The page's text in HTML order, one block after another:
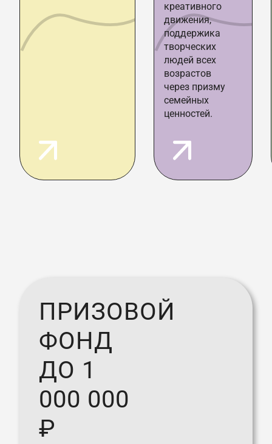
креативного
движения,
поддержика
творческих
людей всех
возрастов
через призму
семейных
ценностей.
ПРИЗОВОЙ
ФОНД
ДО 1
000 000
₽